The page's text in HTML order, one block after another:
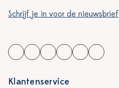
Schrijf je in voor de nieuwsbrief
Klantenservice